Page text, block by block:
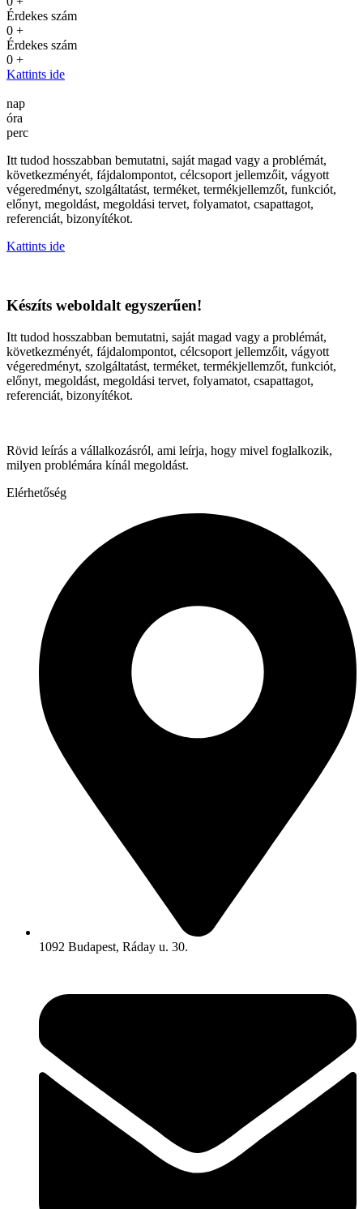
Érdekes szám
0 +
Érdekes szám
0 +
Kattints ide
nap
óra
perc
Itt tudod hosszabban bemutatni, saját magad vagy a problémát,
következményét, fájdalompontot, célcsoport jellemzőit, vágyott
végeredményt, szolgáltatást, terméket, termékjellemzőt, funkciót,
előnyt, megoldást, megoldási tervet, folyamatot, csapattagot,
referenciát, bizonyítékot.
Kattints ide
Készíts weboldalt egyszerűen!
Itt tudod hosszabban bemutatni, saját magad vagy a problémát,
következményét, fájdalompontot, célcsoport jellemzőit, vágyott
végeredményt, szolgáltatást, terméket, termékjellemzőt, funkciót,
előnyt, megoldást, megoldási tervet, folyamatot, csapattagot,
referenciát, bizonyítékot.
Rövid leírás a vállalkozásról, ami leírja, hogy mivel foglalkozik,
milyen problémára kínál megoldást.
Elérhetőség
1092 Budapest, Ráday u. 30.